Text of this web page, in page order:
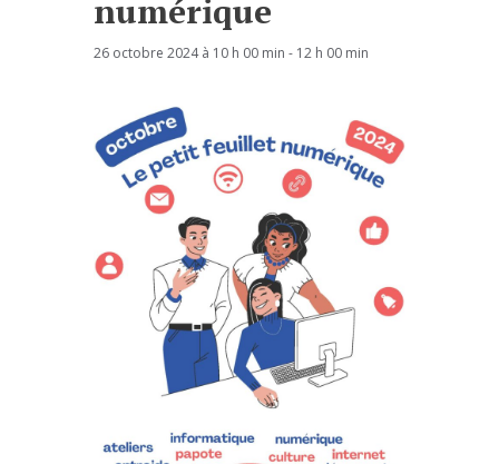
numérique
26 octobre 2024 à 10 h 00 min - 12 h 00 min